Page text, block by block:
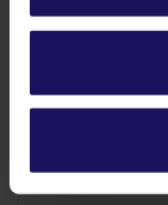
Szczegółowe
Atrakcje
Ważne